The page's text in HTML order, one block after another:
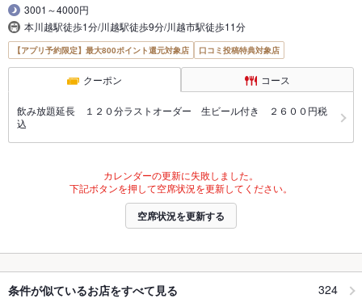
3001～4000円
本川越駅徒歩1分/川越駅徒歩9分/川越市駅徒歩11分
【アプリ予約限定】最大800ポイント還元対象店 口コミ投稿特典対象店
クーポン コース
飲み放題延長 １２０分ラストオーダー 生ビール付き ２６００円税
込
カレンダーの更新に失敗しました。
下記ボタンを押して空席状況を更新してください。
空席状況を更新する
条件が似ているお店をすべて見る 324